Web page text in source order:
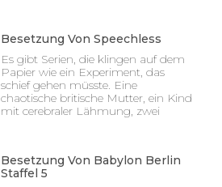
Besetzung Von Speechless
Es gibt Serien, die klingen auf dem
Papier wie ein Experiment, das
schief gehen müsste. Eine
chaotische britische Mutter, ein Kind
mit cerebraler Lähmung, zwei
Besetzung Von Babylon Berlin
Staffel 5